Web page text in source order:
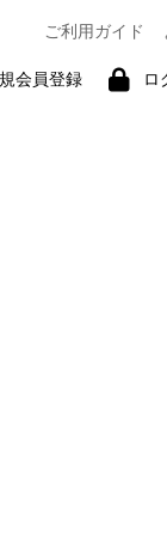
ご利用ガイド
会員登録 ロ